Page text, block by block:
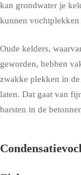
kan grondwater je
kunnen
Oude kelders,
geworden, hebben
zwakke plekken in
laten. Dat gaat van
barsten in de